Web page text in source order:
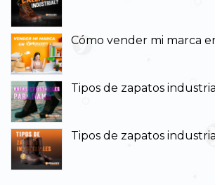
Cómo vender mi marca
Tipos de zapatos
Tipos de zapatos